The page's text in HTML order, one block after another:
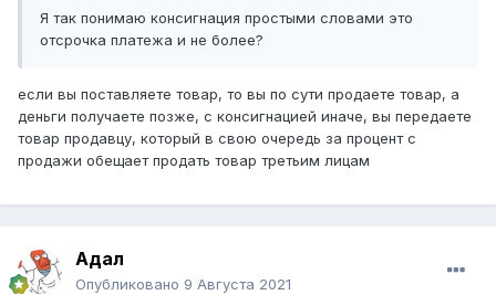
Я так понимаю консигнация простыми словами это
отсрочка платежа и не более?
если вы поставляете товар, то вы по сути продаете товар, а
деньги получаете позже, с консигнацией иначе, вы передаете
товар продавцу, который в свою очередь за процент с
продажи обещает продать товар третьим лицам
Адал
Опубликовано 9 Августа 2021